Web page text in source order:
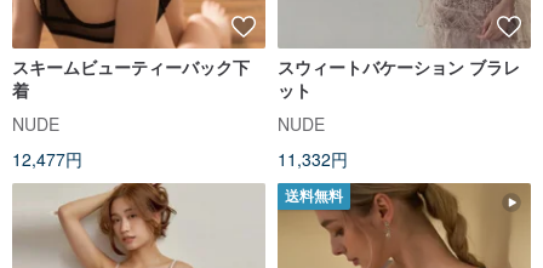
スキームビューティーバック下
着
NUDE
12,477円
スウィートバケーション ブラレ
ット
NUDE
11,332円
送料無料